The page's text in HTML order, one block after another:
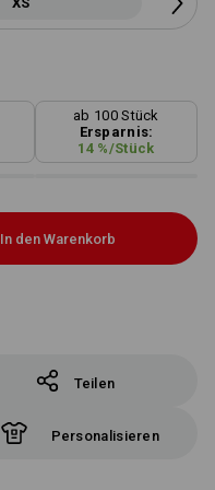
ab 100 Stück
Ersparnis:
14 %/Stück
In den Warenkorb
Teilen
Personalisieren